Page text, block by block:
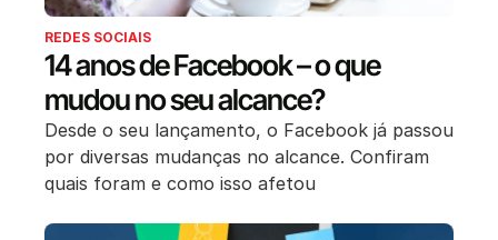
REDES SOCIAIS
14 anos de Facebook – o que
mudou no seu alcance?
Desde o seu lançamento, o Facebook já passou
por diversas mudanças no alcance. Confiram
quais foram e como isso afetou